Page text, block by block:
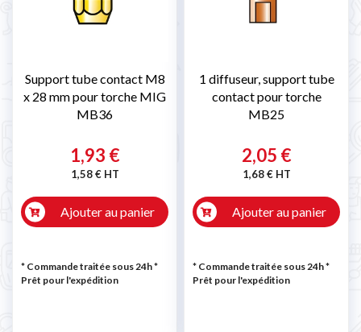
Support tube contact M8
x 28 mm pour torche MIG
MB36
1,93 €
1,58 € HT
Ajouter au panier
* Commande traitée sous 24h*
Prêt pour l'expédition
1 diffuseur, support tube
contact pour torche
MB25
2,05 €
1,68 € HT
Ajouter au panier
* Commande traitée sous 24h*
Prêt pour l'expédition